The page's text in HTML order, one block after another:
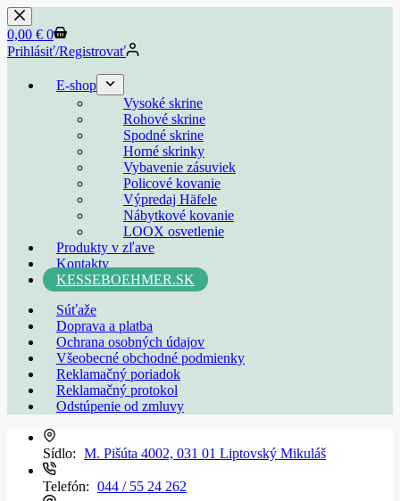
0,00 € 0
Prihlásiť/Registrovať
E-shop
Vysoké skrine
Rohové skrine
Spodné skrine
Horné skrinky
Vybavenie zásuviek
Policové kovanie
Výpredaj Häfele
Nábytkové kovanie
LOOX osvetlenie
Produkty v zľave
Kontakty
KESSEBOEHMER.SK
Súťaže
Doprava a platba
Ochrana osobných údajov
Všeobecné obchodné podmienky
Reklamačný poriadok
Reklamačný protokol
Odstúpenie od zmluvy
Sídlo: M. Pišúta 4002, 031 01 Liptovský Mikuláš
Telefón: 044 / 55 24 262